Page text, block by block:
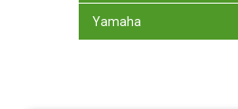
Yamaha